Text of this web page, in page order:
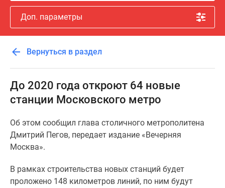
Новостройки
Подмосковья
Новостройки
Москвы
Готовые
новостройки
Новостройки
Специальные
предложения
Коммерческие
помещения
Продавцы
Доп. параметры
Вернуться в раздел
До 2020 года откроют 64 новые
станции Московского метро
Об этом сообщил глава столичного метрополитена
Дмитрий Пегов, передает издание «Вечерняя
Москва».
В рамках строительства новых станций будет
проложено 148 километров линий, по ним будут